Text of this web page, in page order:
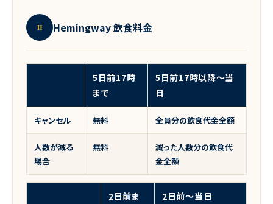
H Hemingway 飲食料金
5日前17時
まで
5日前17時以降〜当
日
キャンセル 無料 全員分の飲食代金全額
人数が減る
場合
無料
減った人数分の飲食代
金全額
2日前ま
2日前〜当日